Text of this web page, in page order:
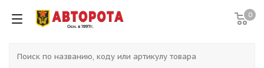
0